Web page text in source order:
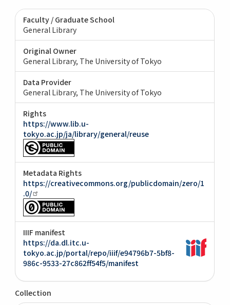
Faculty / Graduate School
General Library
Original Owner
General Library, The University of Tokyo
Data Provider
General Library, The University of Tokyo
Rights
https://www.lib.u-
tokyo.ac.jp/ja/library/general/reuse
Metadata Rights
https://creativecommons.org/publicdomain/zero/1
.0/
IIIF manifest
https://da.dl.itc.u-
tokyo.ac.jp/portal/repo/iiif/e94796b7-5bf8-
986c-9533-27c862ff54f5/manifest
Collection